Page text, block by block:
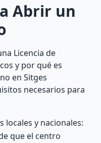
Abrir un
Licencia de
y por qué es
en Sitges
necesarios para
locales y nacionales:
que el centro